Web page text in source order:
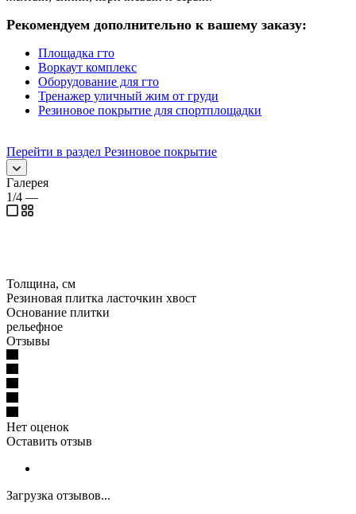
Рекомендуем дополнительно к вашему заказу:
Площадка гто
Воркаут комплекс
Оборудование для гто
Тренажер уличный жим от груди
Резиновое покрытие для спортплощадки
Перейти в раздел Резиновое покрытие
Галерея
1/4 —
Толщина, см
Резиновая плитка ласточкин хвост
Основание плитки
рельефное
Отзывы
Нет оценок
Оставить отзыв
Загрузка отзывов...